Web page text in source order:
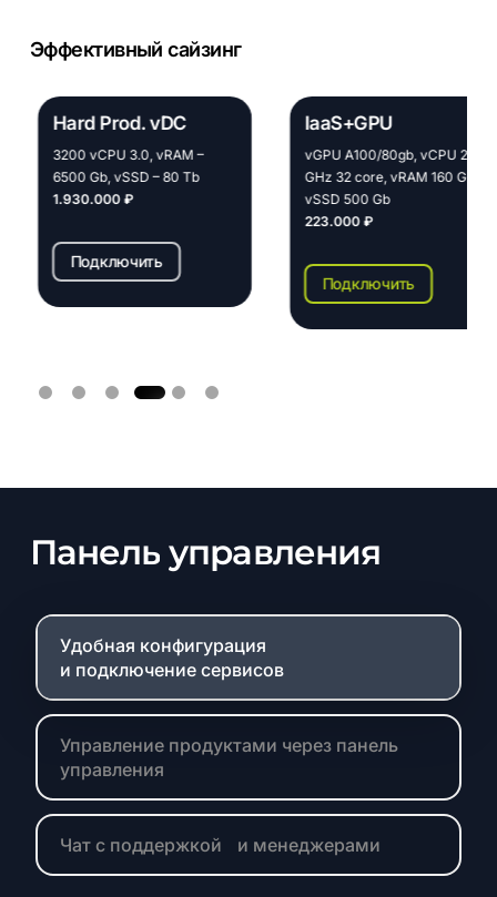
Эффективный сайзинг
Hard Prod. vDC
3200 vCPU 3.0, vRAM –
6500 Gb, vSSD – 80 Tb
1.930.000 ₽
Подключить
IaaS+GPU
vGPU A100/80gb, vCPU 2.2
GHz 32 core, vRAM 160 Gb,
vSSD 500 Gb
223.000 ₽
Подключить
Панель управления
Удобная конфигурация
и подключение сервисов
Управление продуктами через панель
управления
Чат с поддержкой и менеджерами